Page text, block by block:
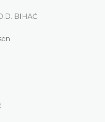
BIHAĆ